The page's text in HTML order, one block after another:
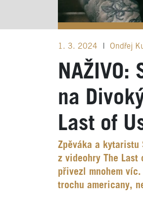
1. 3. 2024 Ondřej
na
Last of
Zpěváka a kytaristu
z videohry The Last
přivezl mnohem
trochu americany,